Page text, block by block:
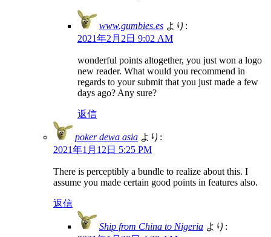
www.gumbies.es より:
2021年2月2日 9:02 AM
wonderful points altogether, you just won a logo
new reader. What would you recommend in
regards to your submit that you just made a few
days ago? Any sure?
返信
poker dewa asia より:
2021年1月12日 5:25 PM
There is perceptibly a bundle to realize about this. I
assume you made certain good points in features also.
返信
Ship from China to Nigeria より: